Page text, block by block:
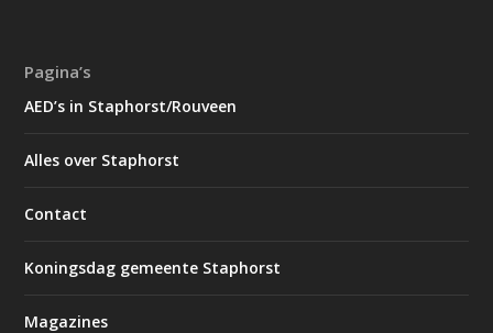
Pagina’s
AED’s in Staphorst/Rouveen
Alles over Staphorst
Contact
Koningsdag gemeente Staphorst
Magazines